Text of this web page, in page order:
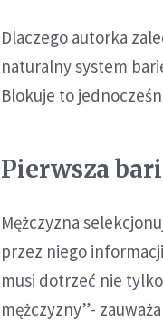
Dlaczego autorka
naturalny system
Blokuje to
Pierwsza
Mężczyzna
przez niego
musi dotrzeć nie
mężczyzny”-